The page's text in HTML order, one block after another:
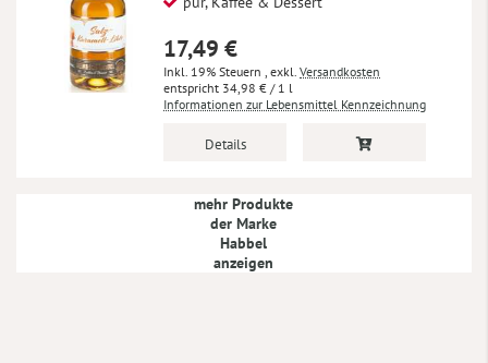
17,49 €
Inkl. 19% Steuern , exkl. Versandkosten
34,98 € / 1 l
Informationen zur Lebensmittel Kennzeichnung
Details
mehr Produkte
der Marke
Habbel
anzeigen